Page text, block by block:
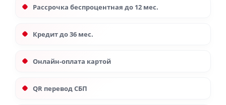
Рассрочка беспроцентная до 12 мес.
Кредит до 36 мес.
Онлайн-оплата картой
QR перевод СБП